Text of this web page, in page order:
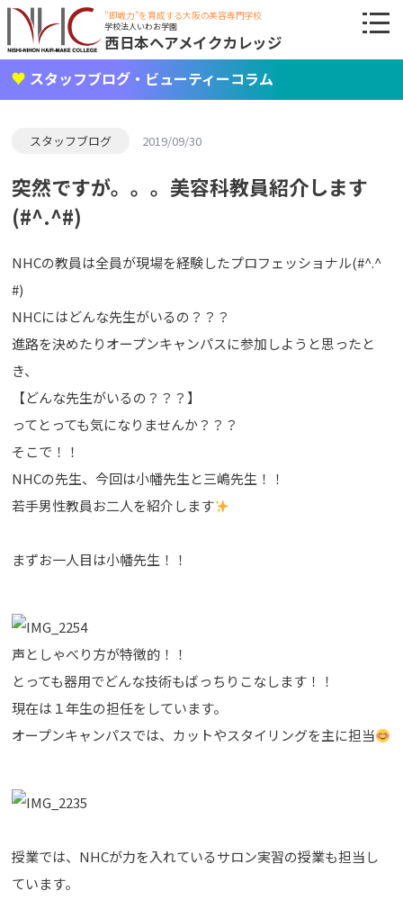
"即戦力"を育成する大阪の美容専門学校
学校法人いわお学園
西日本ヘアメイクカレッジ
スタッフブログ・ビューティーコラム
スタッフブログ 2019/09/30
突然ですが。。。美容科教員紹介します
(#^.^#)
NHCの教員は全員が現場を経験したプロフェッショナル(#^.^
#)
NHCにはどんな先生がいるの？？？
進路を決めたりオープンキャンパスに参加しようと思ったと
き、
【どんな先生がいるの？？？】
ってとっても気になりませんか？？？
そこで！！
NHCの先生、今回は小幡先生と三嶋先生！！
若手男性教員お二人を紹介します
まずお一人目は小幡先生！！
声としゃべり方が特徴的！！
とっても器用でどんな技術もばっちりこなします！！
現在は１年生の担任をしています。
オープンキャンパスでは、カットやスタイリングを主に担当
授業では、NHCが力を入れているサロン実習の授業も担当し
ています。